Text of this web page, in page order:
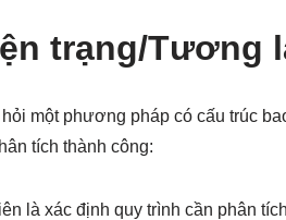
trạng/Tương
một phương pháp có cấu trúc
tích thành công:
là xác định quy trình cần phân